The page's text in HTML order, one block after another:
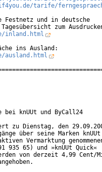
tarife/
und in deutsche
zum
inland.html
ins Ausland:
knUUt und ByCall24
zu Dienstag, den
über seine Marken knUUt
Vermarktung
935 65) und »knUUt Quick«
von derzeit 4,99 Cent/